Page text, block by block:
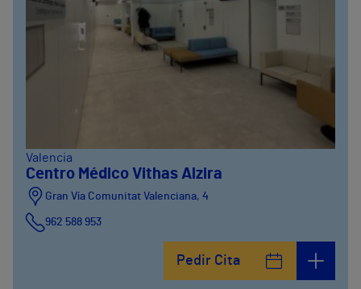
Valencia
Centro Médico Vithas Alzira
Gran Vía Comunitat Valenciana, 4
962 588 953
Pedir Cita